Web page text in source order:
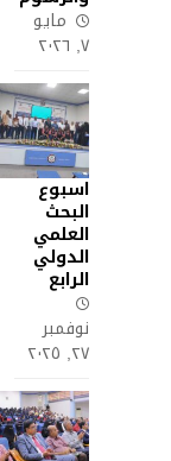
مايو
٧, ٢٠٢٦
اسبوع
البحث
العلمي
الدولي
الرابع
نوفمبر
٢٧, ٢٠٢٥